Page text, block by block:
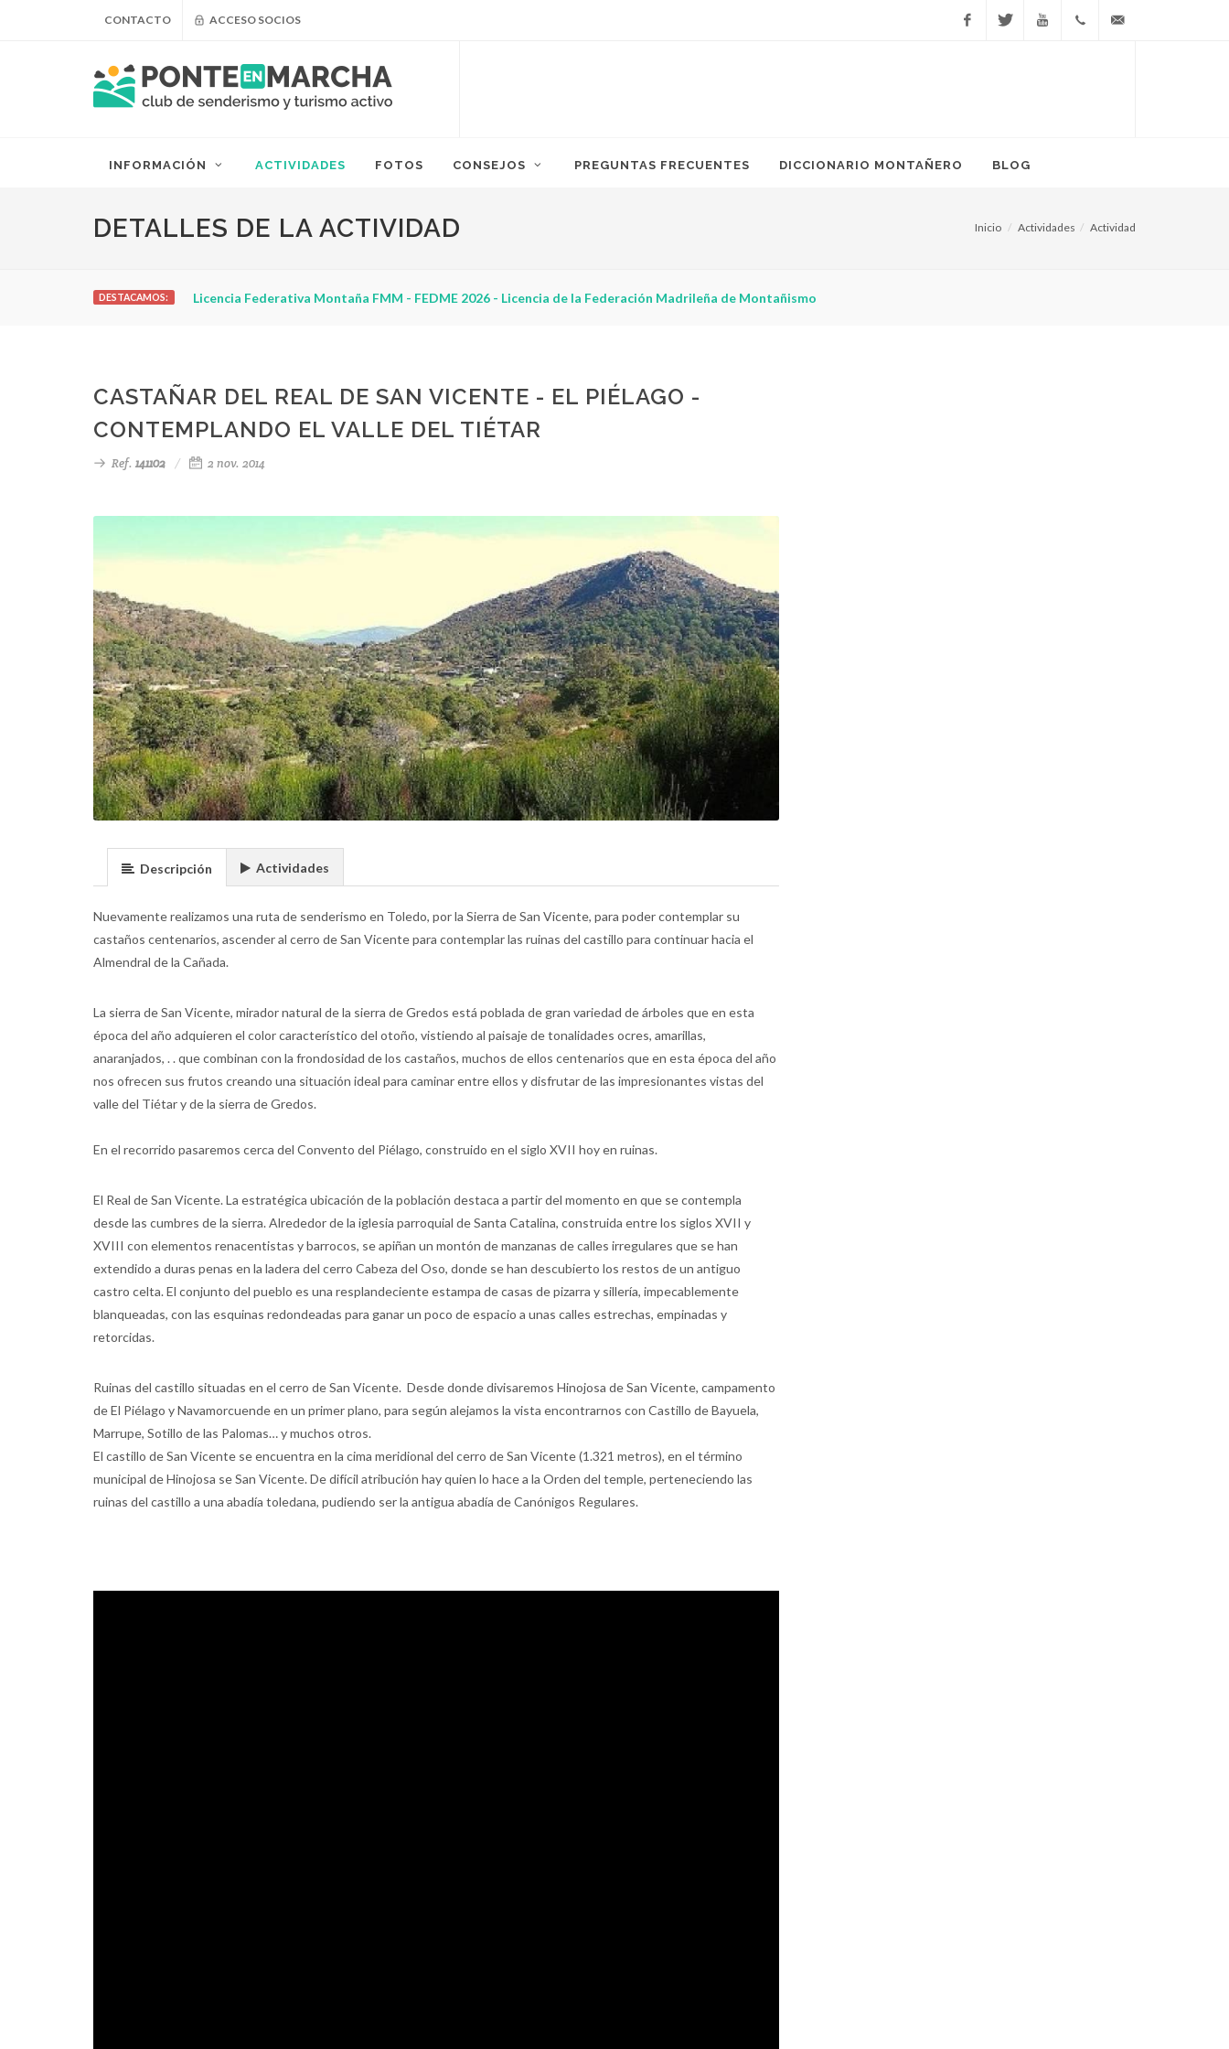
CONTACTO ACCESO SOCIOS
INFORMACIÓN ACTIVIDADES FOTOS CONSEJOS PREGUNTAS FRECUENTES DICCIONARIO MONTAÑERO BLOG
DETALLES DE LA ACTIVIDAD Inicio Actividades Actividad
DESTACAMOS:
Federación Madrileña de Montañismo ¿Puedo adelgazar haciendo senderismo?
CASTAÑAR DEL REAL DE SAN VICENTE - EL PIÉLAGO -
CONTEMPLANDO EL VALLE DEL TIÉTAR
Ref. 141102 2 nov. 2014
Descripción Actividades
Nuevamente realizamos una ruta de senderismo en Toledo, por la Sierra de San Vicente, para poder contemplar su
castaños centenarios, ascender al cerro de San Vicente para contemplar las ruinas del castillo para continuar hacia el
Almendral de la Cañada.
La sierra de San Vicente, mirador natural de la sierra de Gredos está poblada de gran variedad de árboles que en esta
época del año adquieren el color característico del otoño, vistiendo al paisaje de tonalidades ocres, amarillas,
anaranjados, . . que combinan con la frondosidad de los castaños, muchos de ellos centenarios que en esta época del año
nos ofrecen sus frutos creando una situación ideal para caminar entre ellos y disfrutar de las impresionantes vistas del
valle del Tiétar y de la sierra de Gredos.
En el recorrido pasaremos cerca del Convento del Piélago, construido en el siglo XVII hoy en ruinas.
El Real de San Vicente. La estratégica ubicación de la población destaca a partir del momento en que se contempla
desde las cumbres de la sierra. Alrededor de la iglesia parroquial de Santa Catalina, construida entre los siglos XVII y
XVIII con elementos renacentistas y barrocos, se apiñan un montón de manzanas de calles irregulares que se han
extendido a duras penas en la ladera del cerro Cabeza del Oso, donde se han descubierto los restos de un antiguo
castro celta. El conjunto del pueblo es una resplandeciente estampa de casas de pizarra y sillería, impecablemente
blanqueadas, con las esquinas redondeadas para ganar un poco de espacio a unas calles estrechas, empinadas y
retorcidas.
Ruinas del castillo situadas en el cerro de San Vicente. Desde donde divisaremos Hinojosa de San Vicente, campamento
de El Piélago y Navamorcuende en un primer plano, para según alejamos la vista encontrarnos con Castillo de Bayuela,
Marrupe, Sotillo de las Palomas… y muchos otros.
El castillo de San Vicente se encuentra en la cima meridional del cerro de San Vicente (1.321 metros), en el término
municipal de Hinojosa se San Vicente. De difícil atribución hay quien lo hace a la Orden del temple, perteneciendo las
ruinas del castillo a una abadía toledana, pudiendo ser la antigua abadía de Canónigos Regulares.